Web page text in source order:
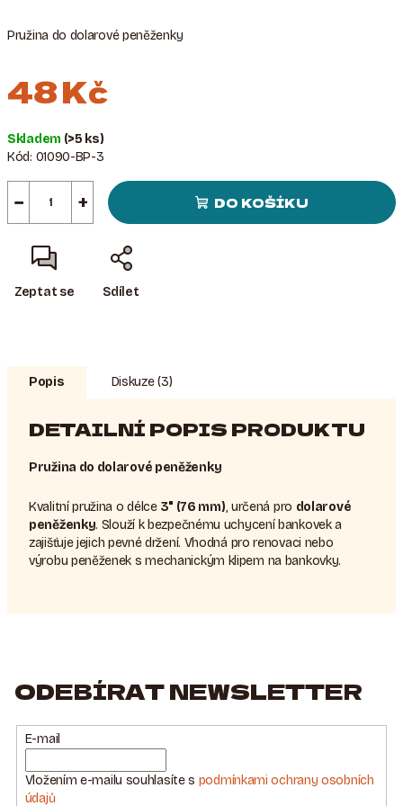
Pružina do dolarové peněženky
48 Kč
cena:
Skladem (>5 ks)
Kód: 01090-BP-3
+
− DO KOŠÍKU
Zeptat se Sdílet
Popis Diskuze (3)
DETAILNÍ POPIS PRODUKTU
Pružina do dolarové peněženky
Kvalitní pružina o délce 3" (76 mm), určená pro dolarové
peněženky. Slouží k bezpečnému uchycení bankovek a
zajišťuje jejich pevné držení. Vhodná pro renovaci nebo
výrobu peněženek s mechanickým klipem na bankovky.
ODEBÍRAT NEWSLETTER
E-mail
Vložením e-mailu souhlasíte s podmínkami ochrany osobních
údajů